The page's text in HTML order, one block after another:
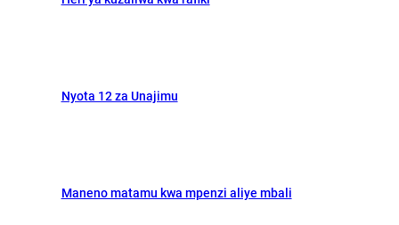
Nyota 12 za Unajimu
Maneno matamu kwa mpenzi aliye mbali